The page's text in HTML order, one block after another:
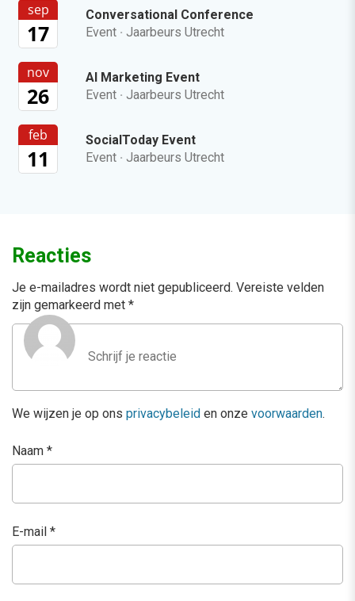
sep
17
Conversational Conference
Event · Jaarbeurs Utrecht
nov
26
AI Marketing Event
Event · Jaarbeurs Utrecht
feb
11
SocialToday Event
Event · Jaarbeurs Utrecht
Reacties
Je e-mailadres wordt niet gepubliceerd. Vereiste velden
zijn gemarkeerd met *
We wijzen je op ons privacybeleid en onze voorwaarden.
Naam *
E-mail *